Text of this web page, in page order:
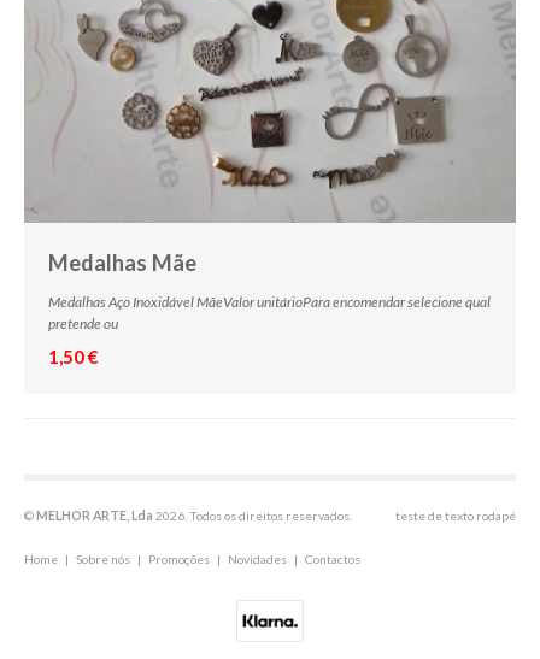
Medalhas Mãe
Medalhas Aço Inoxidável MãeValor unitárioPara encomendar selecione qual
pretende ou
1,50 €
©MELHOR ARTE, Lda 2026. Todos os direitos reservados.
Home | Sobre nós | Promoções | Novidades | Contactos
teste de texto rodapé